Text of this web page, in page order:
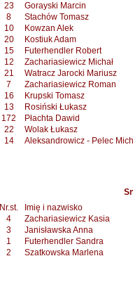
23
Gorayski Marcin
8
Stachów Tomasz
10
Kowzan Alek
20
Kostiuk Adam
15
Futerhendler Robert
12
Zachariasiewicz Michał
21
Watracz Jarocki Mariusz
7
Zachariasiewicz Roman
16
Krupski Tomasz
13
Rosiński Łukasz
172
Płachta Dawid
22
Wolak Łukasz
14 Aleksandrowicz - Pelec
Nr.st.
Imię i nazwisko
4
Zachariasiewicz Kasia
3
Janisławska Anna
1
Futerhendler Sandra
2 Szatkowska Marlena